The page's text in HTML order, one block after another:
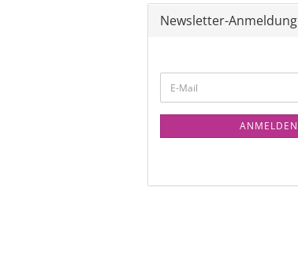
Newsletter-Anmeldung
ANMELDEN